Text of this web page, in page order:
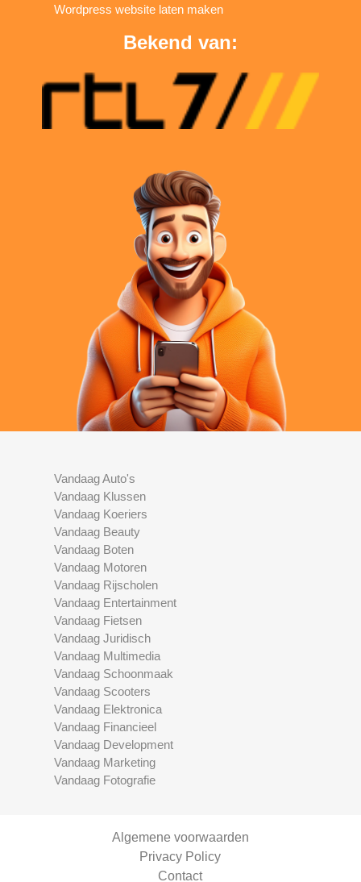
Wordpress website laten maken
Bekend van:
Vandaag Auto's
Vandaag Klussen
Vandaag Koeriers
Vandaag Beauty
Vandaag Boten
Vandaag Motoren
Vandaag Rijscholen
Vandaag Entertainment
Vandaag Fietsen
Vandaag Juridisch
Vandaag Multimedia
Vandaag Schoonmaak
Vandaag Scooters
Vandaag Elektronica
Vandaag Financieel
Vandaag Development
Vandaag Marketing
Vandaag Fotografie
Algemene voorwaarden
Privacy Policy
Contact